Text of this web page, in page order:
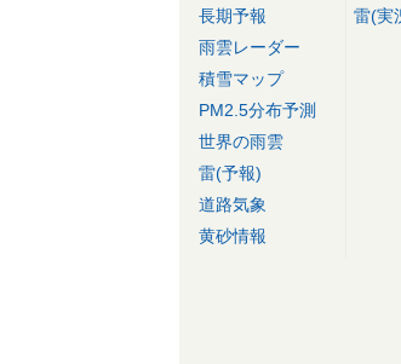
長期予報
雨雲レーダー
積雪マップ
PM2.5分布予測
世界の雨雲
雷(予報)
道路気象
黄砂情報
雷(実